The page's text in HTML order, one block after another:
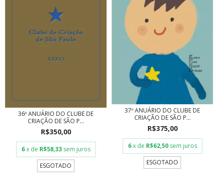
36º ANUÁRIO DO CLUBE DE
CRIAÇÃO DE SÃO P...
R$350,00
6 x de R$58,33 sem juros
ESGOTADO
37º ANUÁRIO DO CLUBE DE
CRIAÇÃO DE SÃO P...
R$375,00
6 x de R$62,50 sem juros
ESGOTADO